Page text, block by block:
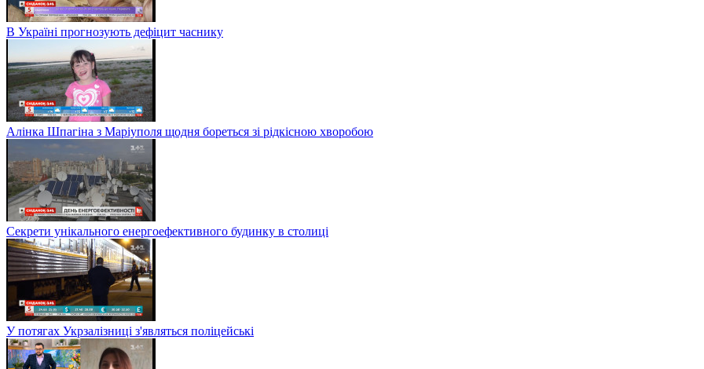
В Україні прогнозують дефіцит часнику
Алінка Шпагіна з Маріуполя щодня бореться зі рідкісною хворобою
Секрети унікального енергоефективного будинку в столиці
У потягах Укрзалізниці з'являться поліцейські